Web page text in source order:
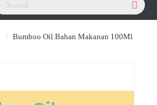
Bumboo Oil Bahan Makanan 100Ml